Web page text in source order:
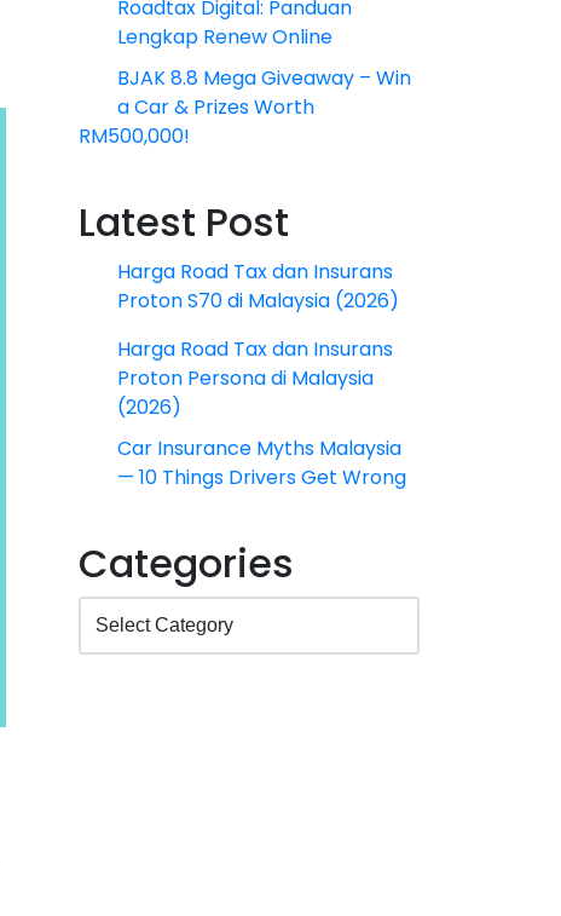
Roadtax Digital: Panduan
Lengkap Renew Online
BJAK 8.8 Mega Giveaway – Win
a Car & Prizes Worth
RM500,000!
Latest Post
Harga Road Tax dan Insurans
Proton S70 di Malaysia (2026)
Harga Road Tax dan Insurans
Proton Persona di Malaysia
(2026)
Car Insurance Myths Malaysia
— 10 Things Drivers Get Wrong
Categories